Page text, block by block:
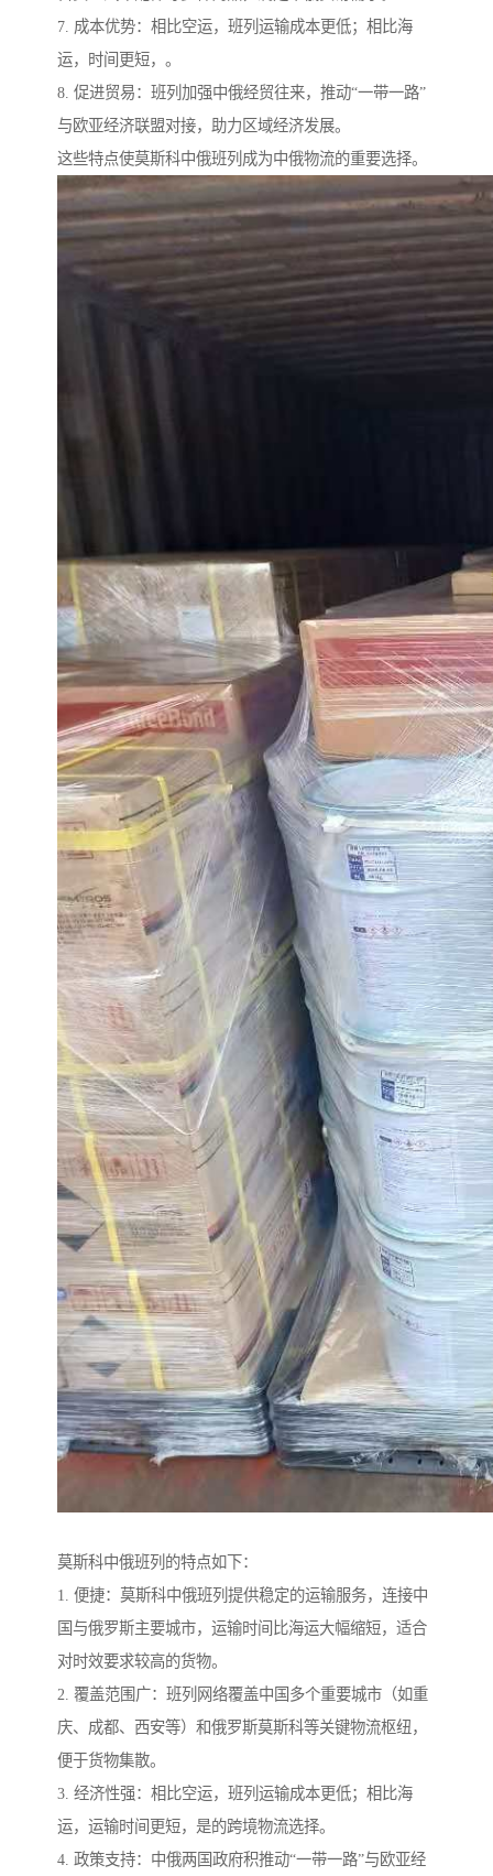
7. 成本优势：相比空运，班列运输成本更低；相比海
运，时间更短，。
8. 促进贸易：班列加强中俄经贸往来，推动“一带一路”
与欧亚经济联盟对接，助力区域经济发展。
这些特点使莫斯科中俄班列成为中俄物流的重要选择。
莫斯科中俄班列的特点如下：
1. 便捷：莫斯科中俄班列提供稳定的运输服务，连接中
国与俄罗斯主要城市，运输时间比海运大幅缩短，适合
对时效要求较高的货物。
2. 覆盖范围广：班列网络覆盖中国多个重要城市（如重
庆、成都、西安等）和俄罗斯莫斯科等关键物流枢纽，
便于货物集散。
3. 经济性强：相比空运，班列运输成本更低；相比海
运，运输时间更短，是的跨境物流选择。
4. 政策支持：中俄两国政府积推动“一带一路”与欧亚经